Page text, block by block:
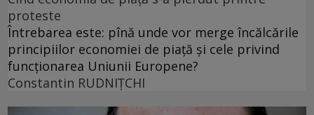
proteste
Întrebarea este: pînă unde vor merge încălcările
principiilor economiei de piață și cele privind
funcționarea Uniunii Europene?
Constantin RUDNIŢCHI